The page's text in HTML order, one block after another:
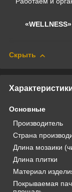
Скрыть
Основные
Производитель
Страна
Длина мозаики
Длина плитки
Материал
Покрываемая